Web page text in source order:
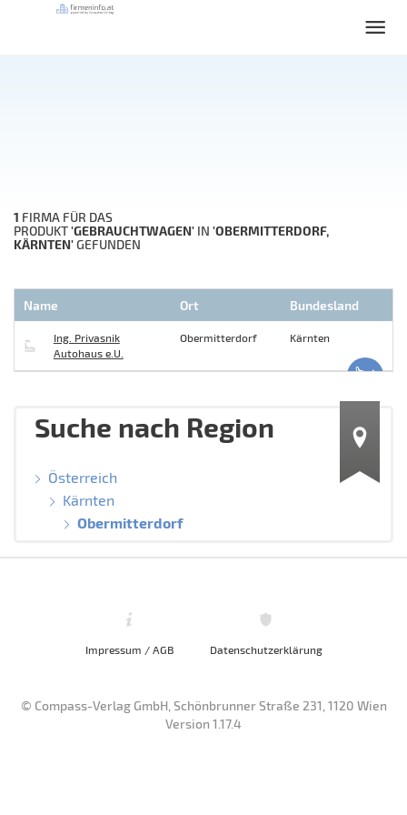
1 FIRMA FÜR DAS
PRODUKT'GEBRAUCHTWAGEN' IN 'OBERMITTERDORF,
KÄRNTEN'GEFUNDEN
Name Ort Bundesland
Ing. Privasnik
Autohaus e.U.
Obermitterdorf Kärnten
Suche nach Region
Österreich
Kärnten
Obermitterdorf
Impressum / AGB Datenschutzerklärung
© Compass-Verlag GmbH, Schönbrunner Straße 231, 1120 Wien
Version 1.17.4